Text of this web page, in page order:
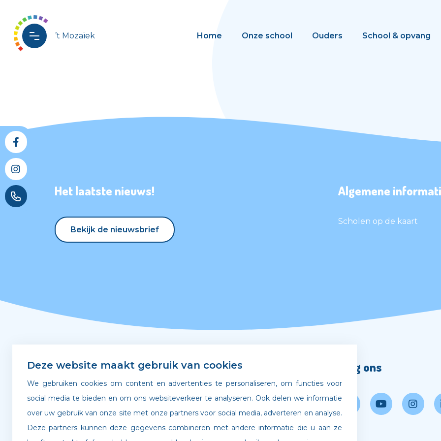
’t Mozaïek Home Onze school Ouders School & opvang
Het laatste nieuws!
Bekijk de nieuwsbrief
Bekijk de nieuwsbrief
Algemene
Scholen op de kaart
Snel naar
Leerplicht & verzuim
Verlof aanvragen
Gedragscode
Werken bij Archipel
Volg ons
Deze website maakt gebruik van cookies
We gebruiken cookies om content en advertenties te personaliseren, om functies voor
social media te bieden en om ons websiteverkeer te analyseren. Ook delen we informatie
over uw gebruik van onze site met onze partners voor social media, adverteren en analyse.
Deze partners kunnen deze gegevens combineren met andere informatie die u aan ze